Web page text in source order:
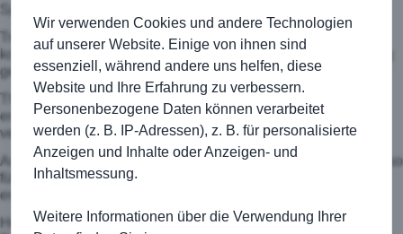
Spiel dem sehr starken Horst Hankele den Sieg überlassen.
Trotz uneinholbarer Führung ging man nun genauso
konzentriert die Doppel an. Lutz „Icke“ Würfel und Stefan Sorg
gewannen mit 6:0 und 6:4. Ebenfalls mit 6:2 und 6:4 konnten
Thomas Kolasinski / Alfred Raczynski ihr Match für sich
entscheiden. Das Doppel Peter Seitz / Jürgen Grasmüller
verlor dagegen knapp im Matchtiebreak.
Am Ende eines langen Nachmittags stand ein 7:2 Erfolg und so
führt die TSG derzeit die Tabelle an. Aber noch ist nichts
entschieden. Am kommenden Samstag steht das letzte
Heimspiel dieser Saison an. Gegner ist der TC Fachsenfeld.
Wir verwenden Cookies und andere Technologien
auf unserer Website. Einige von ihnen sind
essenziell, während andere uns helfen, diese
Website und Ihre Erfahrung zu verbessern.
Personenbezogene Daten können verarbeitet
werden (z. B. IP-Adressen), z. B. für personalisierte
Anzeigen und Inhalte oder Anzeigen- und
Inhaltsmessung.
Weitere Informationen über die Verwendung Ihrer